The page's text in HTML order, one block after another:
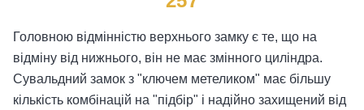
Головною відмінністю верхнього замку є те, що на
відміну від нижнього, він не має змінного циліндра.
Сувальдний замок з "ключем метеликом" має більшу
кількість комбінацій на "підбір" і надійно захищений від